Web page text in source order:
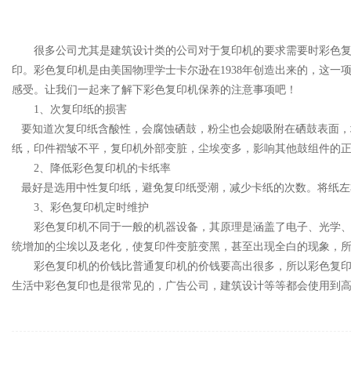
很多公司尤其是建筑设计类的公司对于复印机的要求需要时彩色
印。彩色复印机是由美国物理学士卡尔逊在1938年创造出来的，这一
感受。让我们一起来了解下彩色复印机保养的注意事项吧！
1、 次复印纸的损害
要知道次复印纸含酸性，会腐蚀硒鼓，粉尘也会媳吸附在硒鼓表面
纸，印件褶皱不平，复印机外部变脏，尘埃变多，影响其他鼓组件的
2、
降低彩色复印机的卡纸率
最好是选用中性复印纸，避免复印纸受潮，减少卡纸的次数。将纸
3、 彩色复印机定时维护
彩色复印机不同于一般的机器设备，其原理是涵盖了电子、光学
统增加的尘埃以及老化，使复印件变脏变黑，甚至出现全白的现象，
彩色复印机的价钱比普通复印机的价钱要高出很多，所以彩色复
生活中彩色复印也是很常见的，广告公司，建筑设计等等都会使用到